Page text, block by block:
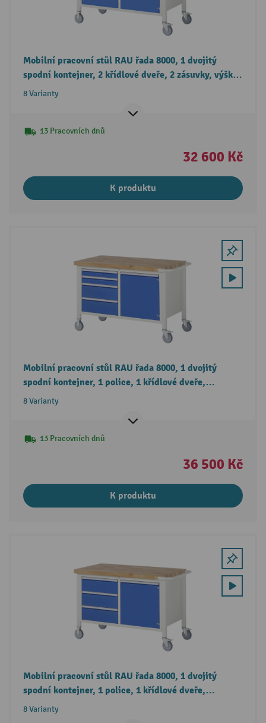
Mobilní pracovní stůl RAU řada 8000, 1 dvojitý
spodní kontejner, 2 křídlové dveře, 2 zásuvky, výška
880-1080 mm
8 Varianty
13 Pracovních dnů
32 600 Kč
K produktu
Mobilní pracovní stůl RAU řada 8000, 1 dvojitý
spodní kontejner, 1 police, 1 křídlové dveře,
4 zásuvky, výška 880-1080 mm
8 Varianty
13 Pracovních dnů
36 500 Kč
K produktu
Mobilní pracovní stůl RAU řada 8000, 1 dvojitý
spodní kontejner, 1 police, 1 křídlové dveře,
3 zásuvky, výška 880-1080 mm
8 Varianty